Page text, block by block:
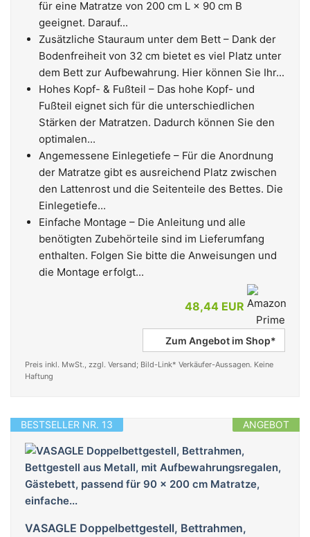
für eine Matratze von 200 cm L × 90 cm B
geeignet. Darauf...
Zusätzliche Stauraum unter dem Bett – Dank der
Bodenfreiheit von 32 cm bietet es viel Platz unter
dem Bett zur Aufbewahrung. Hier können Sie Ihr...
Hohes Kopf- & Fußteil – Das hohe Kopf- und
Fußteil eignet sich für die unterschiedlichen
Stärken der Matratzen. Dadurch können Sie den
optimalen...
Angemessene Einlegetiefe – Für die Anordnung
der Matratze gibt es ausreichend Platz zwischen
den Lattenrost und die Seitenteile des Bettes. Die
Einlegetiefe...
Einfache Montage – Die Anleitung und alle
benötigten Zubehörteile sind im Lieferumfang
enthalten. Folgen Sie bitte die Anweisungen und
die Montage erfolgt...
48,44 EUR
Zum Angebot im Shop*
Preis inkl. MwSt., zzgl. Versand; Bild-Link* Verkäufer-Aussagen. Keine
Haftung
ANGEBOT
BESTSELLER NR. 13
VASAGLE Doppelbettgestell, Bettrahmen,